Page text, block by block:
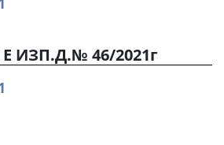
ИЗП.Д.№ 46/2021г